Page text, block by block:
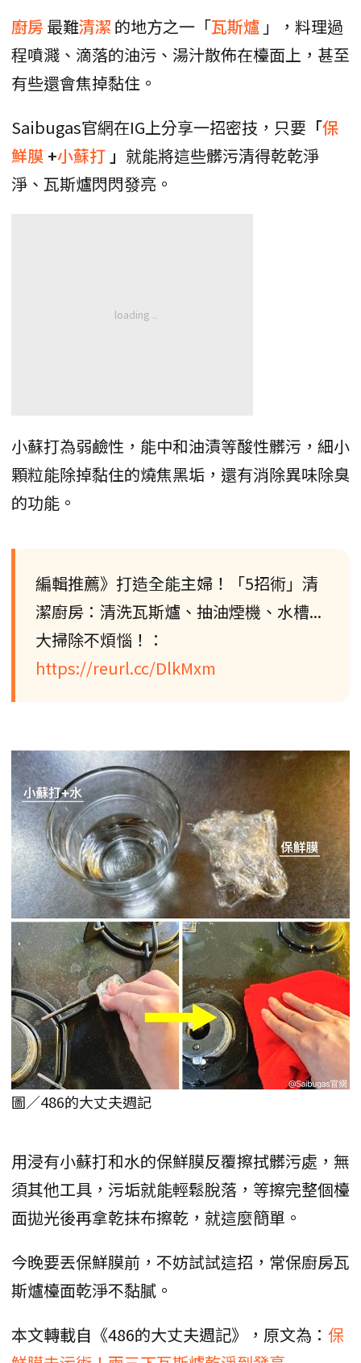
廚房 最難清潔 的地方之一「瓦斯爐 」，料理過
程噴濺、滴落的油污、湯汁散佈在檯面上，甚至
有些還會焦掉黏住。
Saibugas官網在IG上分享一招密技，只要 「保
鮮膜 +小蘇打 」 就能將這些髒污清得乾乾淨
淨、瓦斯爐閃閃發亮。
小蘇打為弱鹼性，能中和油漬等酸性髒污，細小
顆粒能除掉黏住的燒焦黑垢，還有消除異味除臭
的功能。
編輯推薦》打造全能主婦！「5招術」清
潔廚房：清洗瓦斯爐、抽油煙機、水槽...
大掃除不煩惱！：
https://reurl.cc/DlkMxm
圖／486的大丈夫週記
用浸有小蘇打和水的保鮮膜反覆擦拭髒污處，無
須其他工具，污垢就能輕鬆脫落，等擦完整個檯
面拋光後再拿乾抹布擦乾，就這麼簡單。
今晚要丟保鮮膜前，不妨試試這招，常保廚房瓦
斯爐檯面乾淨不黏膩。
本文轉載自《486的大丈夫週記》，原文為： 保